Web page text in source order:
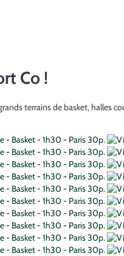
Co !
terrains de basket,